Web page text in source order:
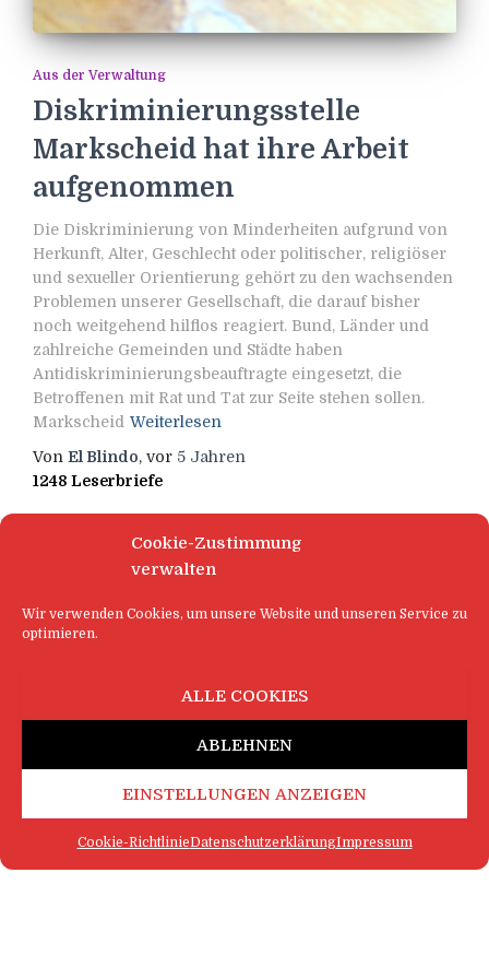
Cookie-Zustimmung
verwalten
Wir verwenden Cookies, um unsere Website und unseren Service zu
optimieren.
ALLE COOKIES
ABLEHNEN
EINSTELLUNGEN ANZEIGEN
Cookie-RichtlinieDatenschutzerklärungImpressum
Aus der Verwaltung
Diskriminierungsstelle
Markscheid hat ihre Arbeit
aufgenommen
Die Diskriminierung von Minderheiten aufgrund von
Herkunft, Alter, Geschlecht oder politischer, religiöser
und sexueller Orientierung gehört zu den wachsenden
Problemen unserer Gesellschaft, die darauf bisher
noch weitgehend hilflos reagiert. Bund, Länder und
zahlreiche Gemeinden und Städte haben
Antidiskriminierungsbeauftragte eingesetzt, die
Betroffenen mit Rat und Tat zur Seite stehen sollen.
Markscheid Weiterlesen
Von El Blindo, vor 5 Jahren
1248 Leserbriefe